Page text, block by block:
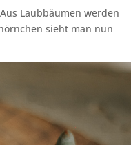
Laubbäumen werden
sieht man nun